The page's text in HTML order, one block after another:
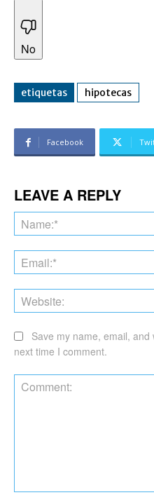
No
etiquetas hipotecas
Facebook
LEAVE A REPLY
Save my name, email,
next time I comment.